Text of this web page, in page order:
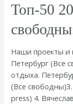
Топ-50
Наши проекты и
Петербург (Все
отдыха.
(Все
press) 4.